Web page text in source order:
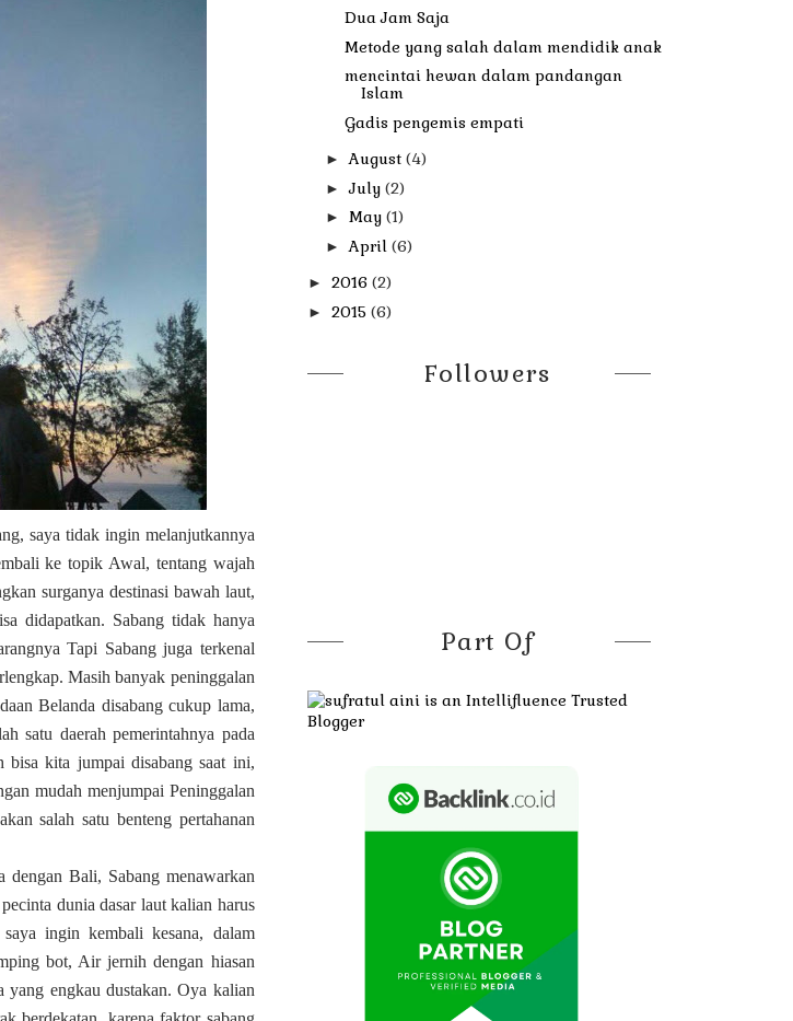
saya tidak ingin melanjutkannya
ke topik Awal, tentang wajah
surganya destinasi bawah laut,
didapatkan. Sabang tidak hanya
Tapi Sabang juga terkenal
Masih banyak peninggalan
Belanda disabang cukup lama,
satu daerah pemerintahnya pada
bisa kita jumpai disabang saat ini,
mudah menjumpai Peninggalan
salah satu benteng pertahanan
Bali, Sabang menawarkan
dunia dasar laut kalian harus
ingin kembali kesana, dalam
bot, Air jernih dengan hiasan
yang engkau dustakan. Oya kalian
Dua Jam Saja
Metode yang salah dalam mendidik anak
mencintai hewan dalam pandangan
Islam
Gadis pengemis empati
►August(4)
►July(2)
► May(1)
►April(6)
► 2016 (2)
► 2015 (6)
Followers
Part Of